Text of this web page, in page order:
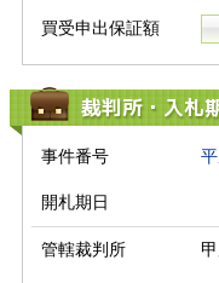
買受申出保証額
裁判所・入札
事件番号
開札期日
管轄裁判所